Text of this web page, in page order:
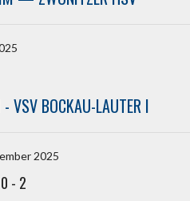
VSV BOCKAU-LAUTER I
2025
0 - 2